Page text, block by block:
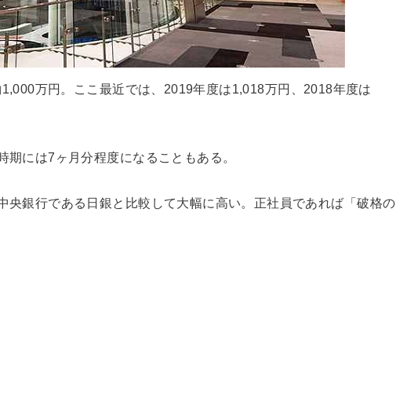
万円。ここ最近では、2019年度は1,018万円、2018年度は
には7ヶ月分程度になることもある。
央銀行である日銀と比較して大幅に高い。正社員であれば「破格の